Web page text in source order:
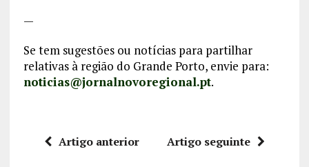
—
Se tem sugestões ou notícias para partilhar
relativas à região do Grande Porto, envie para:
noticias@jornalnovoregional.pt.
Artigo anterior Artigo seguinte